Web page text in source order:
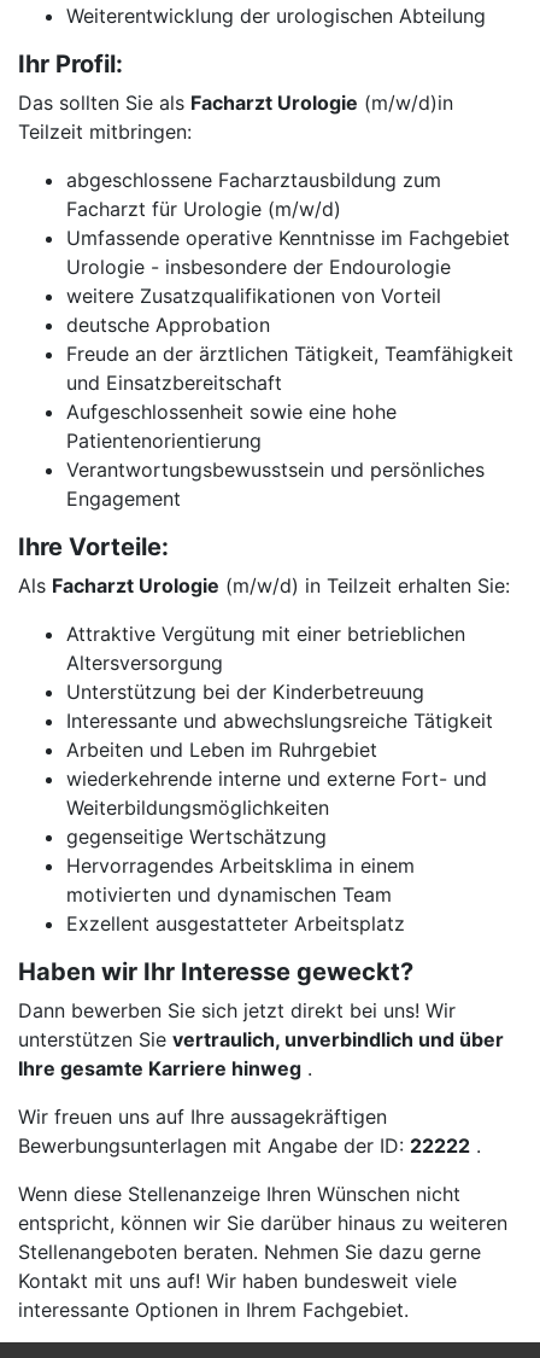
Weiterentwicklung der urologischen Abteilung
Ihr Profil:
Das sollten Sie als Facharzt Urologie (m/w/d)in
Teilzeit mitbringen:
abgeschlossene Facharztausbildung zum
Facharzt für Urologie (m/w/d)
Umfassende operative Kenntnisse im Fachgebiet
Urologie - insbesondere der Endourologie
weitere Zusatzqualifikationen von Vorteil
deutsche Approbation
Freude an der ärztlichen Tätigkeit, Teamfähigkeit
und Einsatzbereitschaft
Aufgeschlossenheit sowie eine hohe
Patientenorientierung
Verantwortungsbewusstsein und persönliches
Engagement
Ihre Vorteile:
Als Facharzt Urologie (m/w/d) in Teilzeit erhalten Sie:
Attraktive Vergütung mit einer betrieblichen
Altersversorgung
Unterstützung bei der Kinderbetreuung
Interessante und abwechslungsreiche Tätigkeit
Arbeiten und Leben im Ruhrgebiet
wiederkehrende interne und externe Fort- und
Weiterbildungsmöglichkeiten
gegenseitige Wertschätzung
Hervorragendes Arbeitsklima in einem
motivierten und dynamischen Team
Exzellent ausgestatteter Arbeitsplatz
Haben wir Ihr Interesse geweckt?
Dann bewerben Sie sich jetzt direkt bei uns! Wir
unterstützen Sie vertraulich, unverbindlich und über
Ihre gesamte Karriere hinweg .
Wir freuen uns auf Ihre aussagekräftigen
Bewerbungsunterlagen mit Angabe der ID: 22222 .
Wenn diese Stellenanzeige Ihren Wünschen nicht
entspricht, können wir Sie darüber hinaus zu weiteren
Stellenangeboten beraten. Nehmen Sie dazu gerne
Kontakt mit uns auf! Wir haben bundesweit viele
interessante Optionen in Ihrem Fachgebiet.